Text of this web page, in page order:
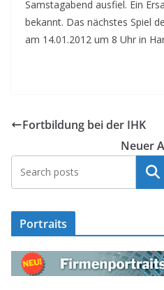
Samstagabend ausfiel. Ein
bekannt. Das nächstes Spiel
am 14.01.2012 um 8 Uhr in
Fortbildung bei der IHK
Neuer
Suchen
Portraits